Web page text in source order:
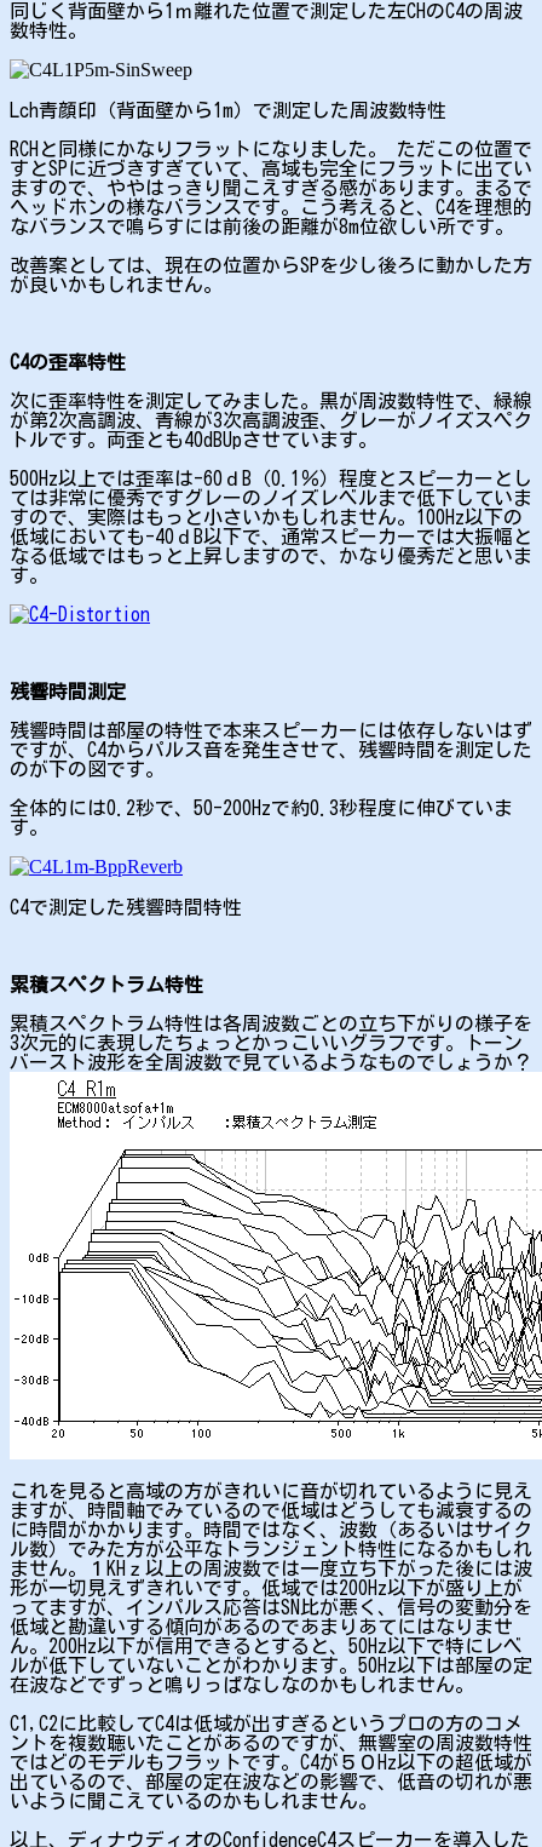
同じく背面壁から1ｍ離れた位置で測定した左CHのC4の周波
数特性。
Lch青顔印（背面壁から1m）で測定した周波数特性
RCHと同様にかなりフラットになりました。 ただこの位置で
すとSPに近づきすぎていて、高域も完全にフラットに出てい
ますので、ややはっきり聞こえすぎる感があります。まるで
ヘッドホンの様なバランスです。こう考えると、C4を理想的
なバランスで鳴らすには前後の距離が8m位欲しい所です。
改善案としては、現在の位置からSPを少し後ろに動かした方
が良いかもしれません。
C4の歪率特性
次に歪率特性を測定してみました。黒が周波数特性で、緑線
が第2次高調波、青線が3次高調波歪、グレーがノイズスペク
トルです。両歪とも40dBUpさせています。
500Hz以上では歪率は-60ｄB（0.1％）程度とスピーカーとし
ては非常に優秀ですグレーのノイズレベルまで低下していま
すので、実際はもっと小さいかもしれません。100Hz以下の
低域においても-40ｄB以下で、通常スピーカーでは大振幅と
なる低域ではもっと上昇しますので、かなり優秀だと思いま
す。
残響時間測定
残響時間は部屋の特性で本来スピーカーには依存しないはず
ですが、C4からパルス音を発生させて、残響時間を測定した
のが下の図です。
全体的には0.2秒で、50-200Hzで約0.3秒程度に伸びていま
す。
C4で測定した残響時間特性
累積スペクトラム特性
累積スペクトラム特性は各周波数ごとの立ち下がりの様子を
3次元的に表現したちょっとかっこいいグラフです。トーン
バースト波形を全周波数で見ているようなものでしょうか？
これを見ると高域の方がきれいに音が切れているように見え
ますが、時間軸でみているので低域はどうしても減衰するの
に時間がかかります。時間ではなく、波数（あるいはサイク
ル数）でみた方が公平なトランジェント特性になるかもしれ
ません。１KHｚ以上の周波数では一度立ち下がった後には波
形が一切見えずきれいです。低域では200Hz以下が盛り上が
ってますが、インパルス応答はSN比が悪く、信号の変動分を
低域と勘違いする傾向があるのであまりあてにはなりませ
ん。200Hz以下が信用できるとすると、50Hz以下で特にレベ
ルが低下していないことがわかります。50Hz以下は部屋の定
在波などでずっと鳴りっぱなしなのかもしれません。
C1,C2に比較してC4は低域が出すぎるというプロの方のコメ
ントを複数聴いたことがあるのですが、無響室の周波数特性
ではどのモデルもフラットです。C4が５０Hz以下の超低域が
出ているので、部屋の定在波などの影響で、低音の切れが悪
いように聞こえているのかもしれません。
以上、ディナウディオのConfidenceC4スピーカーを導入した